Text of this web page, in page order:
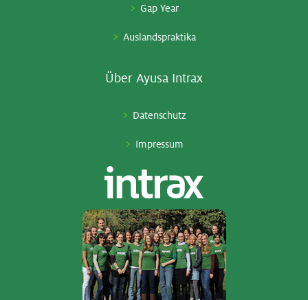
Gap Year
Auslandspraktika
Über Ayu­sa In­trax
Datenschutz
Impressum